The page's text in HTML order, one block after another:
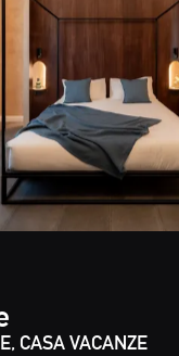
CASA VACANZE